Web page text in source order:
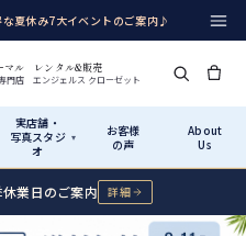
な夏休み7大イベントのご案内♪
マル レンタル&販売
門店 エンジェルス クローゼット
実店舗・
写真スタジ
オ
▾
お客様
の声
About
Us
アイテムから探す
シーンから探す
ご利用ガイド
実店舗・写真スタジオ
業日のご案内 詳細